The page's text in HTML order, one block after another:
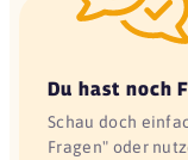
Du hast noch
Schau doch
Fragen" oder